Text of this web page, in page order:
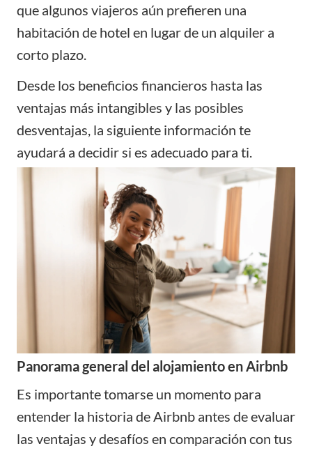
que algunos viajeros aún prefieren una
habitación de hotel en lugar de un alquiler a
corto plazo.
Desde los beneficios financieros hasta las
ventajas más intangibles y las posibles
desventajas, la siguiente información te
ayudará a decidir si es adecuado para ti.
Panorama general del alojamiento en Airbnb
Es importante tomarse un momento para
entender la historia de Airbnb antes de evaluar
las ventajas y desafíos en comparación con tus